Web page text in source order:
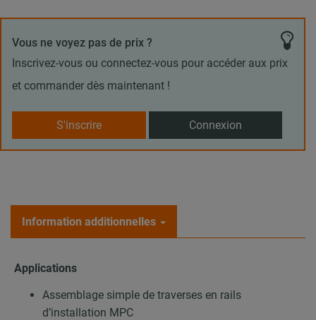
Vous ne voyez pas de prix ?
Inscrivez-vous ou connectez-vous pour accéder aux prix
et commander dès maintenant !
S'inscrire Connexion
Information additionnelles
Applications
Assemblage simple de traverses en rails
d’installation MPC